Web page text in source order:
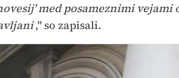
med posameznimi vejami
," so zapisali.